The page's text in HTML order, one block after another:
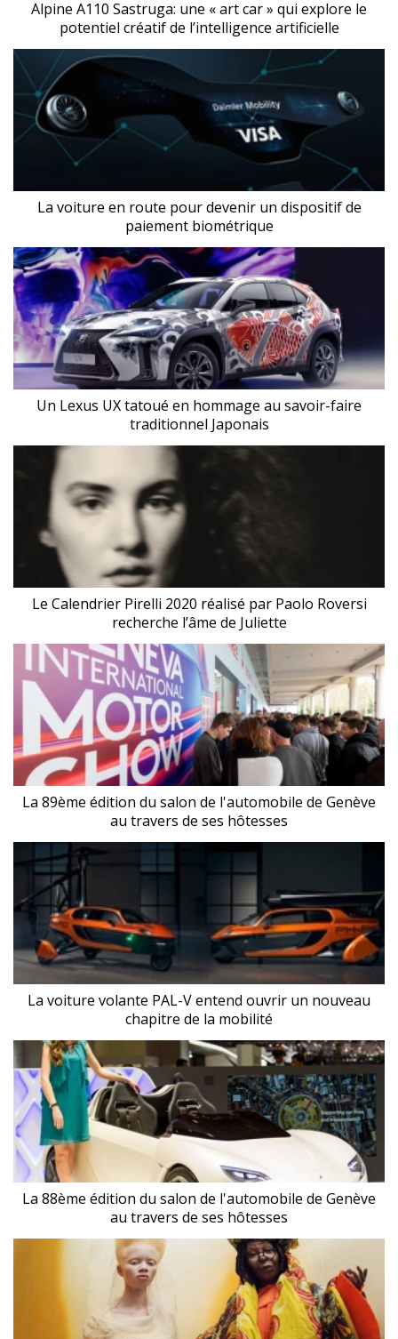
Alpine A110 Sastruga: une « art car » qui explore le
potentiel créatif de l’intelligence artificielle
La voiture en route pour devenir un dispositif de
paiement biométrique
Un Lexus UX tatoué en hommage au savoir-faire
traditionnel Japonais
Le Calendrier Pirelli 2020 réalisé par Paolo Roversi
recherche l’âme de Juliette
La 89ème édition du salon de l'automobile de Genève
au travers de ses hôtesses
La voiture volante PAL-V entend ouvrir un nouveau
chapitre de la mobilité
La 88ème édition du salon de l'automobile de Genève
au travers de ses hôtesses